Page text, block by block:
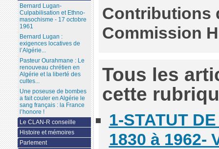
Contributions
Commission
Tous les
cette
1-STATUT
1830 à 1962-
Bernard Lugan-
Culpabilisation et Ethno-
masochisme - 17 octobre
1961
Bernard Lugan :
exigences locatives de
l’Algérie...
Pasteur Ourahmane : Le
renouveau chrétien en
Algérie et la liberté des
cultes...
Une poseuse de bombes
a fait couler en Algérie le
sang français : la France
l’honore !
Le CLAN-R conseille
Histoire et mémoires
Parlement